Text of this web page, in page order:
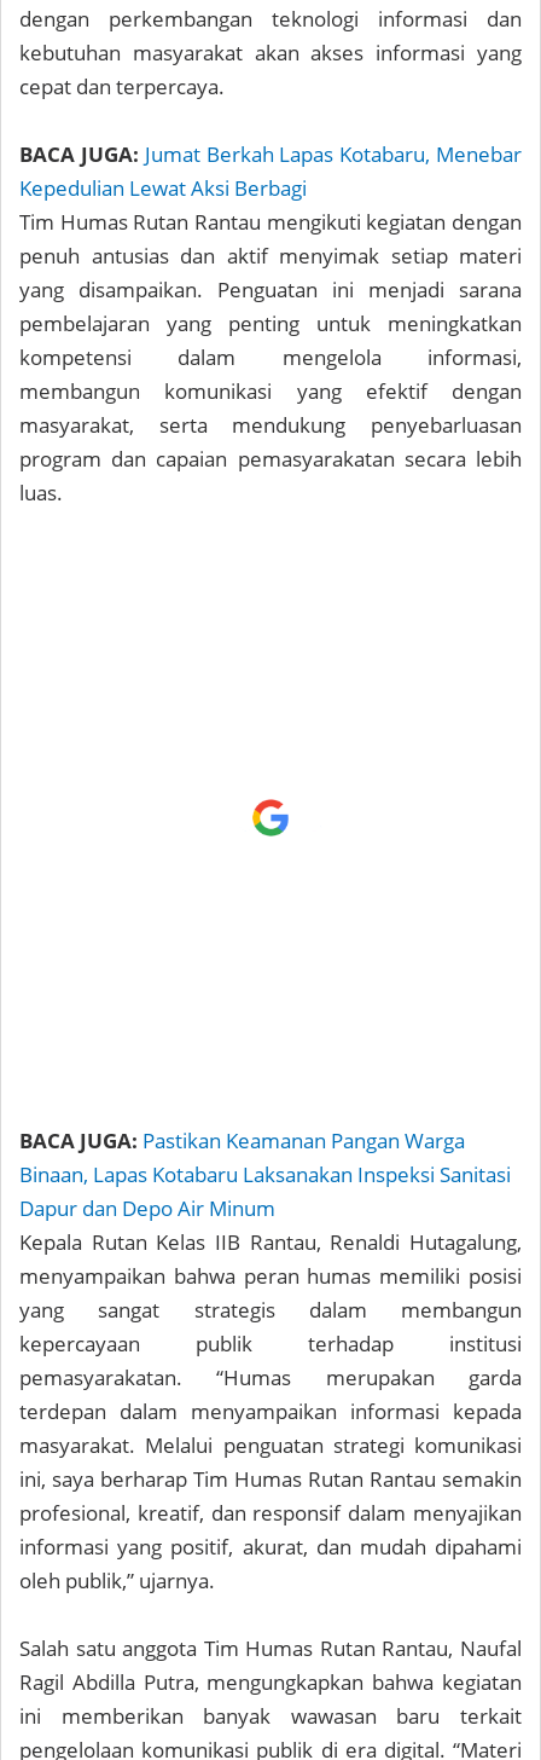
dengan perkembangan teknologi informasi dan
kebutuhan masyarakat akan akses informasi yang
cepat dan terpercaya.
BACA JUGA: Jumat Berkah Lapas Kotabaru, Menebar
Kepedulian Lewat Aksi Berbagi
Tim Humas Rutan Rantau mengikuti kegiatan dengan
penuh antusias dan aktif menyimak setiap materi
yang disampaikan. Penguatan ini menjadi sarana
pembelajaran yang penting untuk meningkatkan
kompetensi dalam mengelola informasi,
membangun komunikasi yang efektif dengan
masyarakat, serta mendukung penyebarluasan
program dan capaian pemasyarakatan secara lebih
luas.
BACA JUGA: Pastikan Keamanan Pangan Warga
Binaan, Lapas Kotabaru Laksanakan Inspeksi Sanitasi
Dapur dan Depo Air Minum
Kepala Rutan Kelas IIB Rantau, Renaldi Hutagalung,
menyampaikan bahwa peran humas memiliki posisi
yang sangat strategis dalam membangun
kepercayaan publik terhadap institusi
pemasyarakatan. “Humas merupakan garda
terdepan dalam menyampaikan informasi kepada
masyarakat. Melalui penguatan strategi komunikasi
ini, saya berharap Tim Humas Rutan Rantau semakin
profesional, kreatif, dan responsif dalam menyajikan
informasi yang positif, akurat, dan mudah dipahami
oleh publik,” ujarnya.
Salah satu anggota Tim Humas Rutan Rantau, Naufal
Ragil Abdilla Putra, mengungkapkan bahwa kegiatan
ini memberikan banyak wawasan baru terkait
pengelolaan komunikasi publik di era digital. “Materi